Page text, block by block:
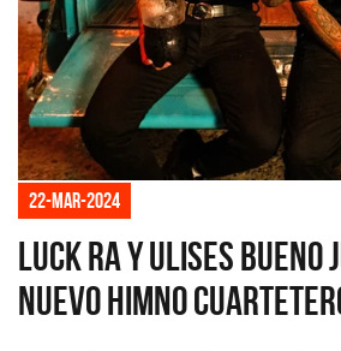
22-mar-2024
Luck Ra y Ulises
nuevo himno